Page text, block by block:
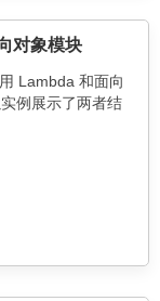
对象模块
Lambda 和面向
例展示了两者结